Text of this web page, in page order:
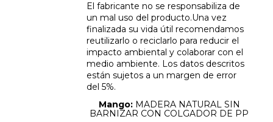
El fabricante no se responsabiliza de
un mal uso del producto.Una vez
finalizada su vida útil recomendamos
reutilizarlo o reciclarlo para reducir el
impacto ambiental y colaborar con el
medio ambiente. Los datos descritos
están sujetos a un margen de error
del 5%.
Mango: MADERA NATURAL SIN
BARNIZAR CON COLGADOR DE PP